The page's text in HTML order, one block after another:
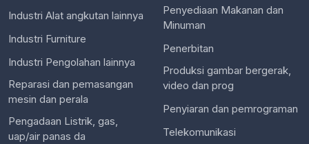
Industri Alat angkutan lainnya
Industri Furniture
Industri Pengolahan lainnya
Reparasi dan pemasangan
mesin dan perala
Pengadaan Listrik, gas,
uap/air panas da
Penyediaan Makanan dan
Minuman
Penerbitan
Produksi gambar bergerak,
video dan prog
Penyiaran dan pemrograman
Telekomunikasi